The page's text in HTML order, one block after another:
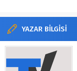
YAZAR BİLGİSİ